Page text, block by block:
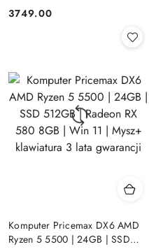
512GB | 14" OLED (1920x1200)
Cena:
3749.00
Komputer Pricemax DX6 AMD
Ryzen 5 5500 | 24GB | SSD